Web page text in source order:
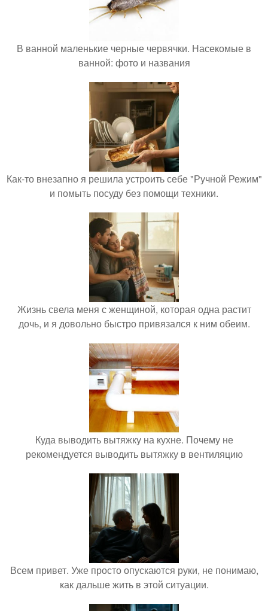
В ванной маленькие черные червячки. Насекомые в
ванной: фото и названия
Как-то внезапно я решила устроить себе "Ручной Режим"
и помыть посуду без помощи техники.
Жизнь свела меня с женщиной, которая одна растит
дочь, и я довольно быстро привязался к ним обеим.
Куда выводить вытяжку на кухне. Почему не
рекомендуется выводить вытяжку в вентиляцию
Всем привет. Уже просто опускаются руки, не понимаю,
как дальше жить в этой ситуации.